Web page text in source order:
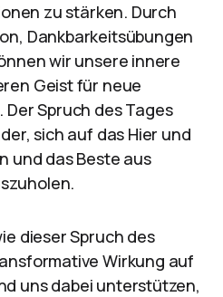
zu stärken. Durch
Dankbarkeitsübungen
wir unsere innere
Geist für neue
Spruch des Tages
sich auf das Hier und
und das Beste aus
dieser Spruch des
Wirkung auf
uns dabei unterstützen,